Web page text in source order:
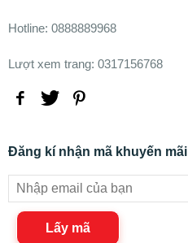
Hotline: 0888889968
Lượt xem trang: 0317156768
Đăng kí nhận mã khuyến mãi
Lấy mã